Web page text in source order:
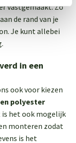
vastgemaakt. Zo
de rand van je
Je kunt allebei
in een
ook voor kiezen
polyester
is het ook mogelijk
monteren zodat
is het